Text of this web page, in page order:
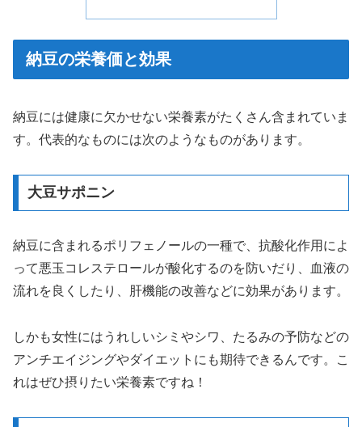
納豆の栄養価と効果
納豆には健康に欠かせない栄養素がたくさん含まれていま
す。代表的なものには次のようなものがあります。
大豆サポニン
納豆に含まれるポリフェノールの一種で、抗酸化作用によ
って悪玉コレステロールが酸化するのを防いだり、血液の
流れを良くしたり、肝機能の改善などに効果があります。
しかも女性にはうれしいシミやシワ、たるみの予防などの
アンチエイジングやダイエットにも期待できるんです。こ
れはぜひ摂りたい栄養素ですね！